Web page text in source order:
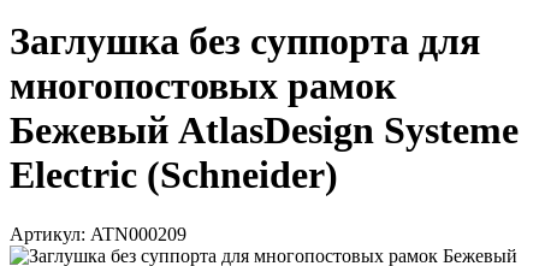
Заглушка без суппорта для
многопостовых рамок
Бежевый AtlasDesign Systeme
Electric (Schneider)
Артикул: ATN000209